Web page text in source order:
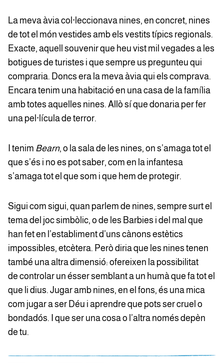
La meva àvia col·leccionava nines, en concret, nines
de tot el món vestides amb els vestits típics regionals.
Exacte, aquell souvenir que heu vist mil vegades a les
botigues de turistes i que sempre us pregunteu qui
compraria. Doncs era la meva àvia qui els comprava.
Encara tenim una habitació en una casa de la família
amb totes aquelles nines. Allò sí que donaria per fer
una pel·lícula de terror.
I tenim Bearn, o la sala de les nines, on s’amaga tot el
que s’és i no es pot saber, com en la infantesa
s’amaga tot el que som i que hem de protegir.
Sigui com sigui, quan parlem de nines, sempre surt el
tema del joc simbòlic, o de les Barbies i del mal que
han fet en l’establiment d’uns cànons estètics
impossibles, etcètera. Però diria que les nines tenen
també una altra dimensió: ofereixen la possibilitat
de controlar un ésser semblant a un humà que fa tot el
que li dius. Jugar amb nines, en el fons, és una mica
com jugar a ser Déu i aprendre que pots ser cruel o
bondadós. I que ser una cosa o l’altra només depèn
de tu.